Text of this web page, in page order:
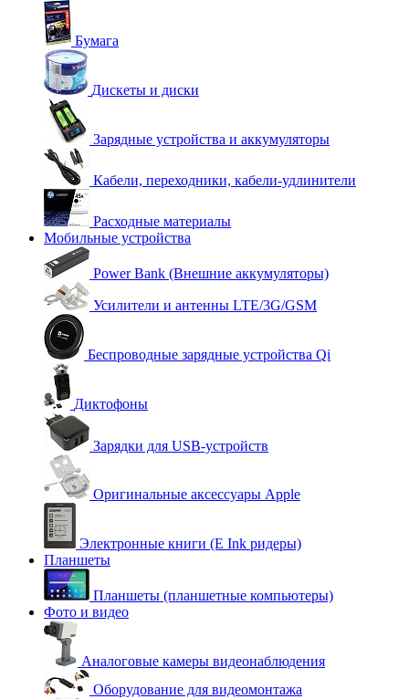
Бумага
Дискеты и диски
Зарядные устройства и аккумуляторы
Кабели, переходники, кабели-удлинители
Расходные материалы
Мобильные устройства
Power Bank (Внешние аккумуляторы)
Усилители и антенны LTE/3G/GSM
Беспроводные зарядные устройства Qi
Диктофоны
Зарядки для USB-устройств
Оригинальные аксессуары Apple
Электронные книги (E Ink ридеры)
Планшеты
Планшеты (планшетные компьютеры)
Фото и видео
Аналоговые камеры видеонаблюдения
Оборудование для видеомонтажа